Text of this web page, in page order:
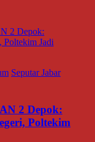
Seputar Jabar
2 Depok:
Poltekim